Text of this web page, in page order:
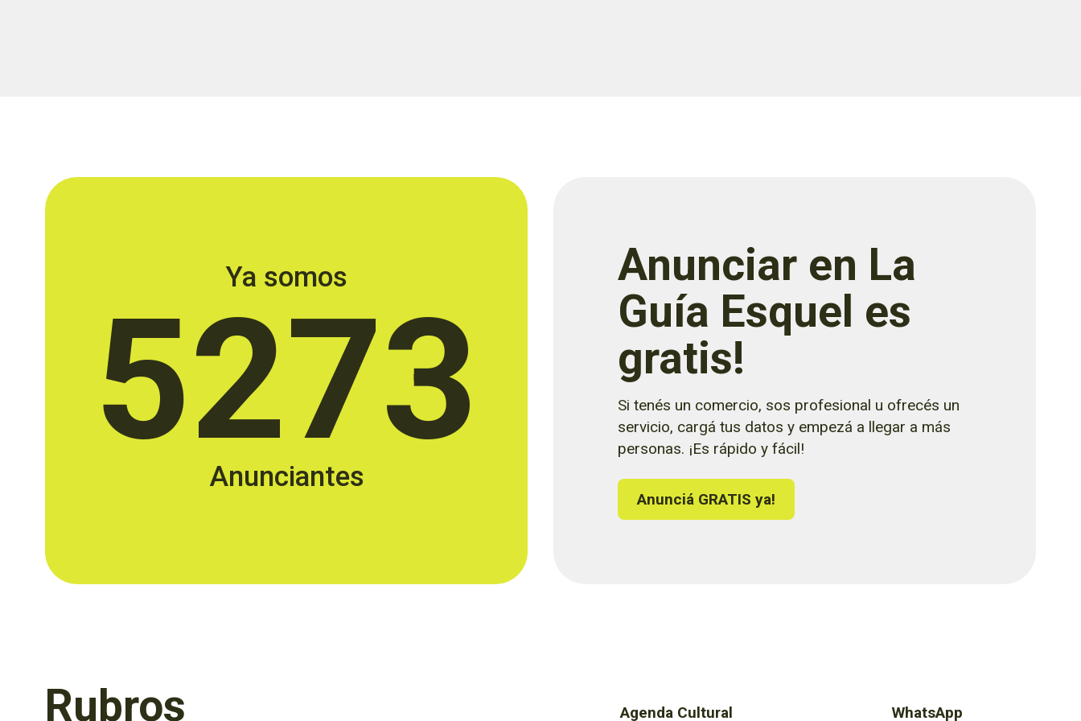
Ya somos
5273
Anunciantes
Anunciar en La
Guía Esquel es
gratis!
Si tenés un comercio, sos profesional u ofrecés un
servicio, cargá tus datos y empezá a llegar a más
personas. ¡Es rápido y fácil!
Anunciá GRATIS ya!
Rubros Agenda Cultural WhatsApp